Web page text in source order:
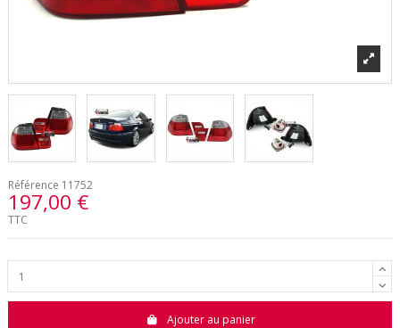
Référence 11752
197,00 €
TTC
Ajouter au panier